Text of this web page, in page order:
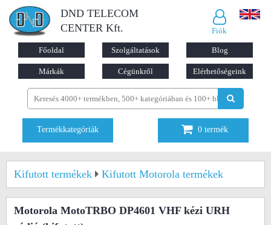
DND TELECOM
CENTER Kft.
Fiók
Főoldal Szolgáltatások Blog
Márkák Cégünkről Elérhetőségeink
Termékkategóriák 0 termék
Kifutott termékek Kifutott Motorola termékek
Motorola MotoTRBO DP4601 VHF kézi URH